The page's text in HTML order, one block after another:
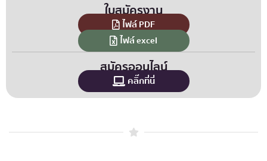
ใบสมัครงาน
ไฟล์ PDF
ไฟล์ excel
สมัครออนไลน์
คลิ๊กที่นี่